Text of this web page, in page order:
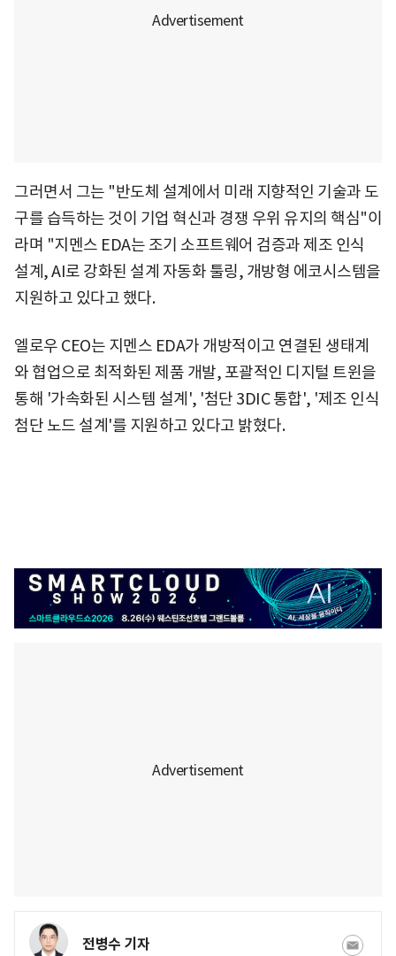
그러면서 그는 "반도체 설계에서 미래 지향적인 기술과 도
구를 습득하는 것이 기업 혁신과 경쟁 우위 유지의 핵심"이
라며 "지멘스 EDA는 조기 소프트웨어 검증과 제조 인식
설계, AI로 강화된 설계 자동화 툴링, 개방형 에코시스템을
지원하고 있다고 했다.
엘로우 CEO는 지멘스 EDA가 개방적이고 연결된 생태계
와 협업으로 최적화된 제품 개발, 포괄적인 디지털 트윈을
통해 '가속화된 시스템 설계', '첨단 3DIC 통합', '제조 인식
첨단 노드 설계'를 지원하고 있다고 밝혔다.
전병수 기자